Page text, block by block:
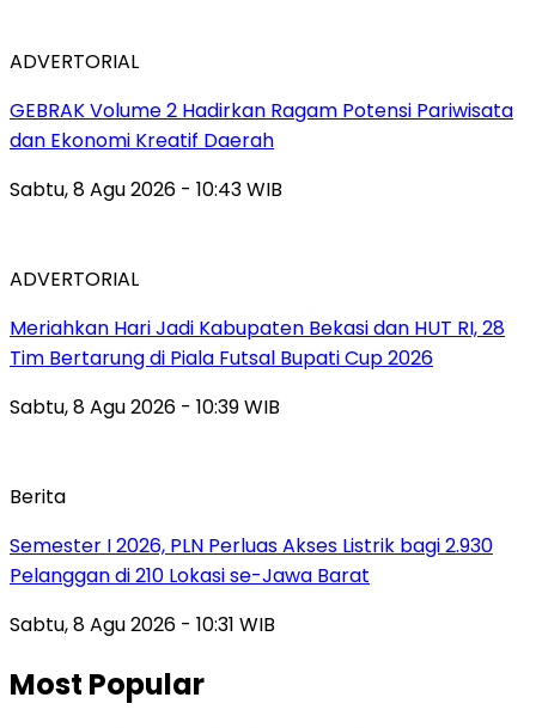
ADVERTORIAL
GEBRAK Volume 2 Hadirkan Ragam Potensi Pariwisata
dan Ekonomi Kreatif Daerah
Sabtu, 8 Agu 2026 - 10:43 WIB
ADVERTORIAL
Meriahkan Hari Jadi Kabupaten Bekasi dan HUT RI, 28
Tim Bertarung di Piala Futsal Bupati Cup 2026
Sabtu, 8 Agu 2026 - 10:39 WIB
Berita
Semester I 2026, PLN Perluas Akses Listrik bagi 2.930
Pelanggan di 210 Lokasi se-Jawa Barat
Sabtu, 8 Agu 2026 - 10:31 WIB
Most Popular